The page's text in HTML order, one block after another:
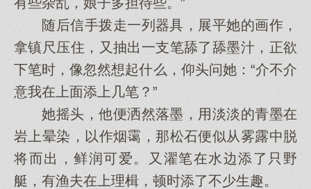
随后信手拨走一列器具，展平她的画作，
拿镇尺压住，又抽出一支笔舔了舔墨汁，正欲
下笔时，像忽然想起什么，仰头问她：“介不介
意我在上面添上几笔？”
她摇头，他便洒然落墨，用淡淡的青墨在
岩上晕染，以作烟霭，那松石便似从雾露中脱
将而出，鲜润可爱。又濯笔在水边添了只野
艇，有渔夫在上理楫，顿时添了不少生趣。